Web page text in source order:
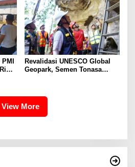
Revalidasi UNESCO Global
Geopark, Semen Tonasa
View More